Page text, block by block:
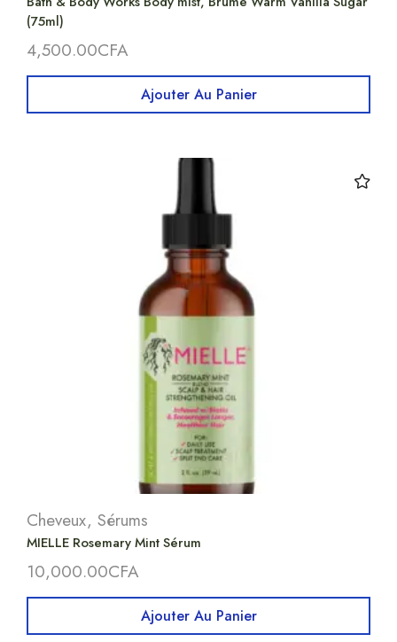
(75ml)
4,500.00CFA
Ajouter Au Panier
Cheveux, Sérums
MIELLE Rosemary Mint Sérum
10,000.00CFA
Ajouter Au Panier